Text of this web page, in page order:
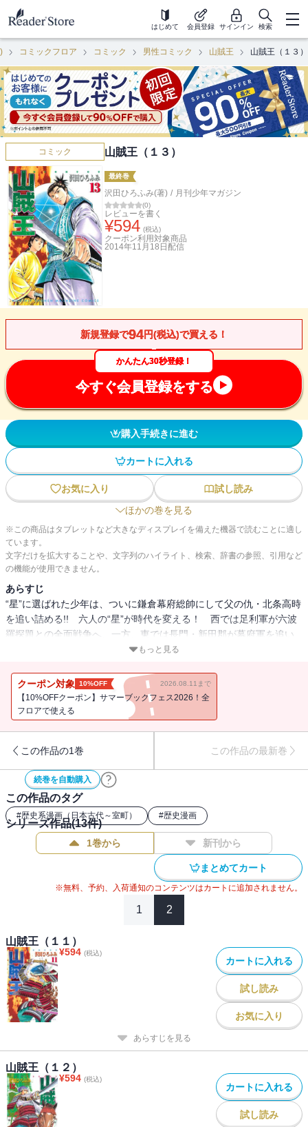
はじめて 会員登録 サインイン 検索
コミックフロア コミック 男性コミック 山賊王 山賊王（１３）
コミック 山賊王（１３）
最終巻
沢田ひろふみ(著) / 月刊少年マガジン
(0)
レビューを書く
¥594 (税込)
クーポン利用対象商品
2014年11月18日 配信
新規登録で94円(税込)で買える！
かんたん30秒登録！
今すぐ会員登録をする
購入手続きに進む
カートに入れる
お気に入り
試し読み
ほかの巻を見る
※この商品はタブレットなど大きなディスプレイを備えた機器で読むことに適し
ています。
文字だけを拡大することや、文字列のハイライト、検索、辞書の参照、引用など
の機能が使用できません。
あらすじ
“星”に選ばれた少年は、ついに鎌倉幕府総帥にして父の仇・北条高時
を追い詰める!! 六人の“星”が時代を変える！ 西では足利軍が六波
羅探題との全面戦争へ、一方、東では長門・新田郡が幕府軍を追い
詰め、稲村ケ崎を抜け鎌倉入りを果たす！ その前に立ちふさがっ
長門は……!? 9年に及ぶ沢田ひろふみの歴史大河ロマン「真・太平
記」、堂々の完結!!
もっと見る
クーポン対象 10%OFF 2026.08.11まで
【10%OFFクーポン】サマーブックフェス2026！全
フロアで使える
この作品の1巻 この作品の最新巻
続巻を自動購入
この作品のタグ
#歴史系漫画（日本古代～室町） #歴史漫画
シリーズ作品(13件)
1巻から 新刊から
まとめてカート
※無料、予約、入荷通知のコンテンツはカートに追加されません。
1 2
山賊王（１１）
¥594 (税込)
カートに入れる
試し読み
お気に入り
あらすじを見る
山賊王（１２）
¥594 (税込)
カートに入れる
試し読み